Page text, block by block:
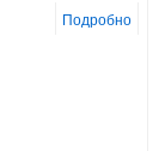
Подробно